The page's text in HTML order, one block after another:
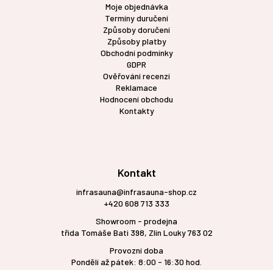
Moje objednávka
Termíny duručení
Způsoby doručení
Způsoby platby
Obchodní podmínky
GDPR
Ověřování recenzí
Reklamace
Hodnocení obchodu
Kontakty
Kontakt
infrasauna@infrasauna-shop.cz
+420 608 713 333
Showroom - prodejna
třída Tomáše Bati 398, Zlín Louky 763 02
Provozní doba
Pondělí až pátek: 8:00 - 16:30 hod.